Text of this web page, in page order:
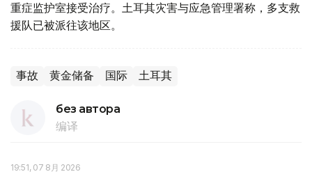
重症监护室接受治疗。土耳其灾害与应急管理署称，多支救
援队已被派往该地区。
事故 黄金储备 国际 土耳其
без автора
编译
19:51, 07 8月 2026